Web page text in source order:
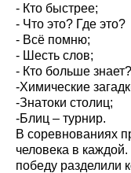
- Кто быстрее;
- Что это? Где это?
- Всё помню;
- Шесть слов;
- Кто больше знает?
-Химические
-Знатоки столиц;
-Блиц – турнир.
В соревнованиях
человека в
победу разделили